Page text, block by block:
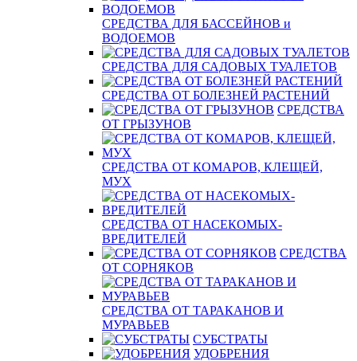
СРЕДСТВА ДЛЯ БАССЕЙНОВ и
ВОДОЕМОВ
СРЕДСТВА ДЛЯ САДОВЫХ ТУАЛЕТОВ
СРЕДСТВА ОТ БОЛЕЗНЕЙ РАСТЕНИЙ
СРЕДСТВА
ОТ ГРЫЗУНОВ
СРЕДСТВА ОТ КОМАРОВ, КЛЕЩЕЙ,
МУХ
СРЕДСТВА ОТ НАСЕКОМЫХ-
ВРЕДИТЕЛЕЙ
СРЕДСТВА
ОТ СОРНЯКОВ
СРЕДСТВА ОТ ТАРАКАНОВ И
МУРАВЬЕВ
СУБСТРАТЫ
УДОБРЕНИЯ